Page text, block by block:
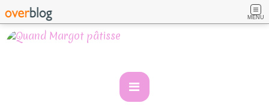
MENU